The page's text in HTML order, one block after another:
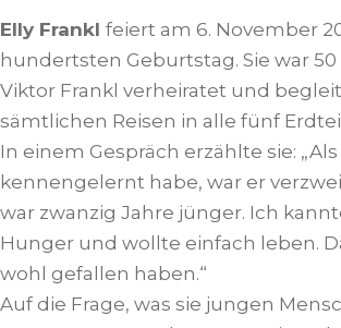
Elly Frankl feiert am 6. November
hundertsten Geburtstag. Sie war
Viktor Frankl verheiratet und
sämtlichen Reisen in alle fünf
In einem Gespräch erzählte sie:
kennengelernt habe, war er
war zwanzig Jahre jünger. Ich
Hunger und wollte einfach leben.
wohl gefallen haben.“
Auf die Frage, was sie jungen